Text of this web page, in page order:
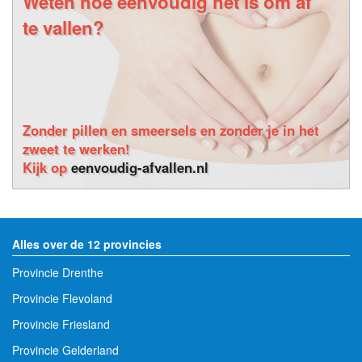
te vallen?
Zonder pillen en smeersels en zonder je in het
zweet te werken!
Kijk opeenvoudig-afvallen.nl
Alles over de 12 provincies
Provincie Drenthe
Provincie Flevoland
Provincie Friesland
Provincie Gelderland